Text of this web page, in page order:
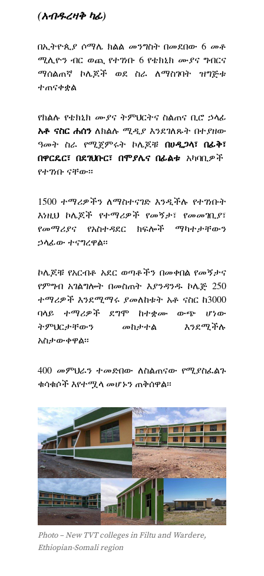
(አብዱረዛቅ ካፊ)
በኢትዮጲያ ሶማሌ ክልል መንግስት በመደበው 6 መቶ
ሚሊዮን ብር ወጪ የተገነቡ 6 የቴክኒክ ሙያና ግብርና
ማሰልጠኛ ኮሌጆች ወደ ስራ ለማስገባት ዝግጅቱ
ተጠናቀቋል
የክልሉ የቴክኒክ ሙያና ትምህርትና ስልጠና ቢሮ ኃላፊ
አቶ ናስር ሐሰንለክልሉ ሚዲያ እንደገለጹት በተያዘው
ዓመት ስራ የሚጀምሩት ኮሌጆቹ በሀዲጋላ፣በፊቅ፣
በዋርዴር፣ በደገህቡር፣ በሞያሌናበፊልቱ አካባቢዎች
የተገነቡ ናቸው፡፡
1500 ተማሪዎችን ለማስተናገድ እንዲችሉ የተገነቡት
እነዚህ ኮሌጆች የተማሪዎች የመኝታ፣ የመመገቢያ፣
የመማሪያና የአስተዳደር ክፍሎች ማካተታቸውን
ኃላፊው ተናግረዋል፡፡
ኮሌጆቹ የአርብቶ አደር ወጣቶችን በመቀበል የመኝታና
የምግብ አገልግሎት በመስጠት እያንዳንዱ ኮሌጅ 250
ተማሪዎች እንደሚማሩ ያመለከቱት አቶ ናስር ከ3000
ባላይ ተማሪዎች ደግሞ ከተቋሙ ውጭ ሆነው
ትምህርታቸውን መከታተል እንደሚችሉ
አስታውቀዋል፡፡
400 መምህራን ተመድበው ለስልጠናው የሚያስፈልጉ
ቁሳቁሶች እየተሟላ መሆኑን ጠቅሰዋል፡፡
Photo – New TVT colleges in Filtu and Wardere,
Ethiopian-Somali region